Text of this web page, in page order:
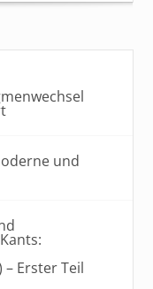
und
– Erster Teil